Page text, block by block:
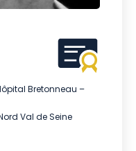
Bretonneau –
Val de Seine